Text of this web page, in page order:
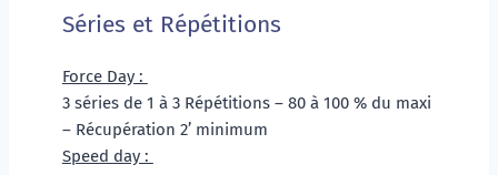
Séries et Répétitions
Force Day :
3 séries de 1 à 3 Répétitions – 80 à 100 % du maxi
– Récupération 2’ minimum
Speed day :